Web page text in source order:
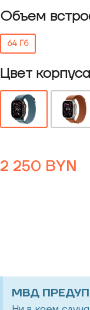
Объем
64 Гб
Цвет корпуса
2 250 BYN
МВД